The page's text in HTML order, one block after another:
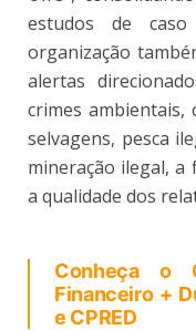
estudos de
organização
alertas
crimes ambientais,
selvagens, pesca
mineração ilegal, a
a qualidade dos
Conheça o
Financeiro +
e CPRED